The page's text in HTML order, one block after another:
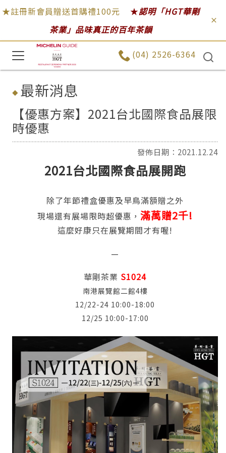
★註冊新會員贈送首購禮100元 ★認明「HGT華剛
茶業」品味真正的百年茶韻
(04) 2526-6364
最新消息
【優惠方案】2021台北國際食品展限
時優惠
發佈日期：2021.12.24
2021台北國際食品展開跑
除了年節禮盒優惠及早鳥滿額贈之外
現場還有展場限時超優惠， 滿萬贈2千!
這麼好康只在展覽期間才有喔!
—
華剛茶業 S1024
南港展覽館二館4樓
12/22-24 10:00-18:00
12/25 10:00-17:00